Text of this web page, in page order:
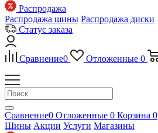
Распродажа
Распродажа шины Распродажа диски
Статус заказа
Сравнение0 Отложенные 0
Сравнение0 Отложенные 0 Корзина 0
Шины Акции Услуги Магазины